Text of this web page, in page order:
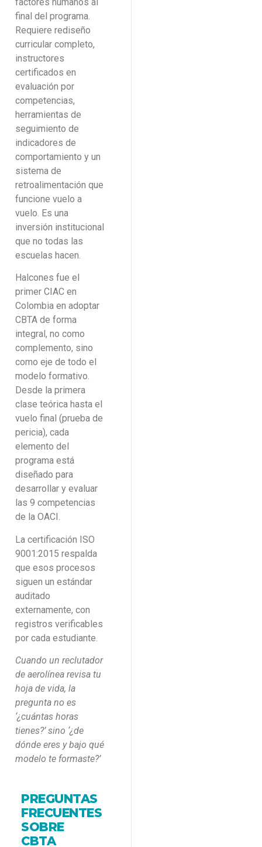
final del programa.
Requiere rediseño
curricular completo,
instructores
certificados en
evaluación por
competencias,
herramientas de
seguimiento de
indicadores de
comportamiento y un
sistema de
retroalimentación que
funcione vuelo a
vuelo. Es una
inversión institucional
que no todas las
escuelas hacen.
Halcones fue el
primer CIAC en
Colombia en adoptar
CBTA de forma
integral, no como
complemento, sino
como eje de todo el
modelo formativo.
Desde la primera
clase teórica hasta el
vuelo final (prueba de
pericia), cada
elemento del
programa está
diseñado para
desarrollar y evaluar
las 9 competencias
de la OACI.
La certificación ISO
9001:2015 respalda
que esos procesos
siguen un estándar
auditado
externamente, con
registros verificables
por cada estudiante.
Cuando un reclutador
de aerolínea revisa tu
hoja de vida, la
pregunta no es
‘¿cuántas horas
tienes?’ sino ‘¿de
dónde eres y bajo qué
modelo te formaste?’
PREGUNTAS
FRECUENTES
SOBRE
CBTA